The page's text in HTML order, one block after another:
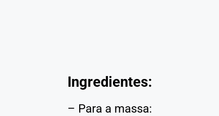
Ingredientes:
– Para a massa: